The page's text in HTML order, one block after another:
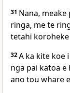
31 Nana,
ringa, me te
tetahi
32A ka kite koe
nga pai katoa
ano tou whare